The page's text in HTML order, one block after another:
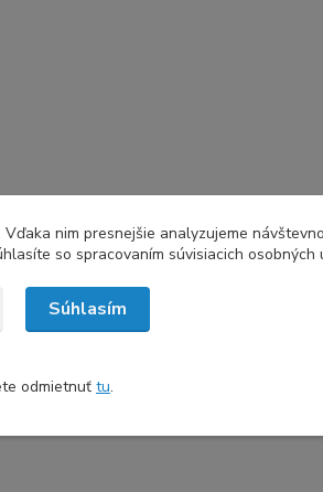
nim presnejšie analyzujeme
so spracovaním súvisiacich osobných
Súhlasím
odmietnuť tu.